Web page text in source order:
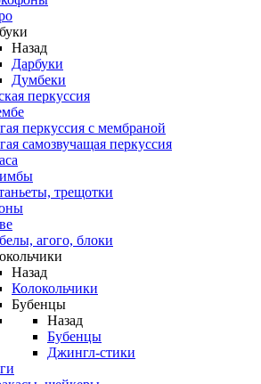
Назад
Дарбуки
Думбеки
перкуссия
перкуссия с мембраной
самозвучащая перкуссия
трещотки
агого, блоки
Назад
Колокольчики
Бубенцы
Назад
Бубенцы
Джингл-стики